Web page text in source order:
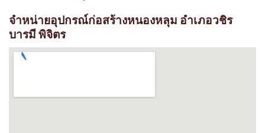
จำหน่ายอุปกรณ์ก่อสร้างหนองหลุม อำเภอวชิร
บารมี พิจิตร